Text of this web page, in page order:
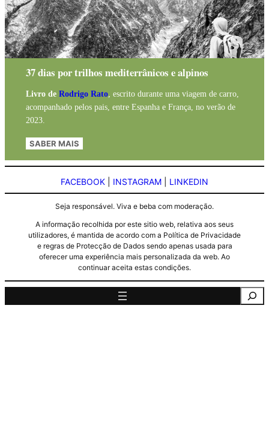
37 dias por trilhos mediterrânicos e alpinos
Livro de Rodrigo Rato, escrito durante uma viagem de carro,
acompanhado pelos pais, entre Espanha e França, no verão de
2023.
SABER MAIS
FACEBOOK INSTAGRAM LINKEDIN
Seja responsável. Viva e beba com moderação.
A informação recolhida por este sitio web, relativa aos seus
utilizadores, é mantida de acordo com a Política de Privacidade
e regras de Protecção de Dados sendo apenas usada para
oferecer uma experiência mais personalizada da web. Ao
continuar aceita estas condições.